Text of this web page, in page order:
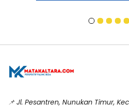
📌 Jl. Pesantren, Nunukan Timur,